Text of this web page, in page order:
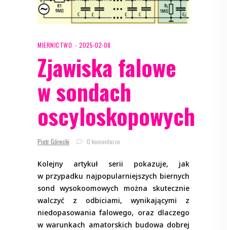
MIERNICTWO 2025-02-08
Zjawiska falowe
w sondach
oscyloskopowych
Piotr Górecki 0 komentarze
Kolejny artykuł serii pokazuje, jak
w przypadku najpopularniejszych biernych
sond wysokoomowych można skutecznie
walczyć z odbiciami, wynikającymi z
niedopasowania falowego, oraz dlaczego
w warunkach amatorskich budowa dobrej